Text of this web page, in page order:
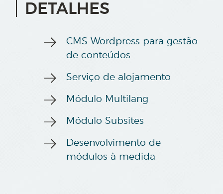
DETALHES
CMS Wordpress para gestão
de conteúdos
Serviço de alojamento
Módulo Multilang
Módulo Subsites
Desenvolvimento de
módulos à medida